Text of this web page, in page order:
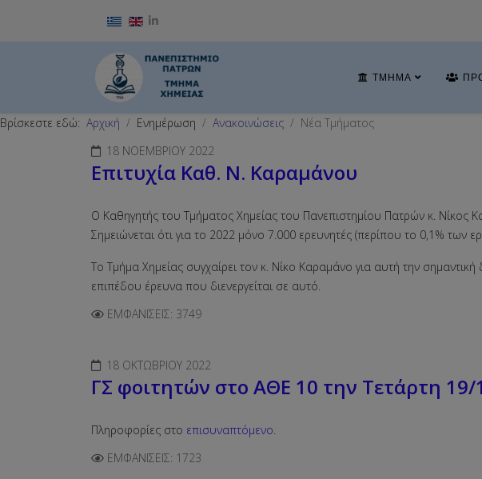
Επιλέξτε τη γλώσσα σας
ΤΜΉΜΑ
Βρίσκεστε εδώ: Αρχική Ενημέρωση Ανακοινώσεις
Νέα Τμήματος
18 ΝΟΕΜΒΡΊΟΥ 2022
Eπιτυχία Καθ. Ν. Καραμάνου
Ο Καθηγητής του Τμήματος Χημείας του Πανεπιστημίου Πατρών κ.
Σημειώνεται ότι για το 2022 μόνο 7.000 ερευνητές (περίπου το 0,1% των
Το Τμήμα Χημείας συγχαίρει τον κ. Νίκο Καραμάνο για αυτή την
επιπέδου έρευνα που διενεργείται σε αυτό.
ΕΜΦΑΝΊΣΕΙΣ: 3749
18 ΟΚΤΩΒΡΊΟΥ 2022
ΓΣ φοιτητών στο ΑΘΕ 10 την Τετάρτη
Πληροφορίες στο επισυναπτόμενο.
ΕΜΦΑΝΊΣΕΙΣ: 1723